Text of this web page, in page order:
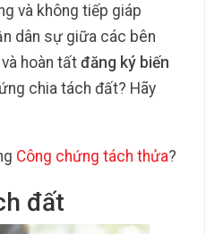
và không tiếp giáp
dân sự giữa các bên
và hoàn tất đăng ký biến
chia tách đất? Hãy
Công chứng tách thửa?
đất